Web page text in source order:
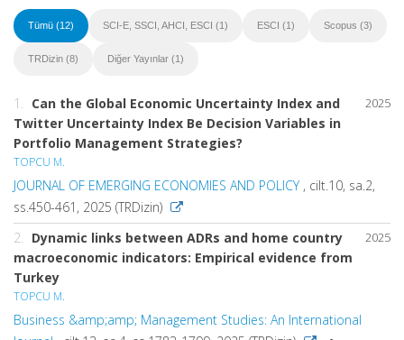
Tümü (12) SCI-E, SSCI, AHCI, ESCI (1) ESCI (1) Scopus (3)
TRDizin (8) Diğer Yayınlar (1)
2025
1. Can the Global Economic Uncertainty Index and
Twitter Uncertainty Index Be Decision Variables in
Portfolio Management Strategies?
TOPCU M.
JOURNAL OF EMERGING ECONOMIES AND POLICY , cilt.10, sa.2,
ss.450-461, 2025 (TRDizin)
2025
2. Dynamic links between ADRs and home country
macroeconomic indicators: Empirical evidence from
Turkey
TOPCU M.
Business &amp;amp; Management Studies: An International